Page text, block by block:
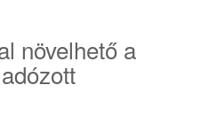
növelhető a